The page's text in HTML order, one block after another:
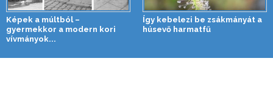
Képek a múltból –
gyermekkor a modern kori
vívmányok...
Így kebelezi be zsákmányát a
húsevő harmatfű